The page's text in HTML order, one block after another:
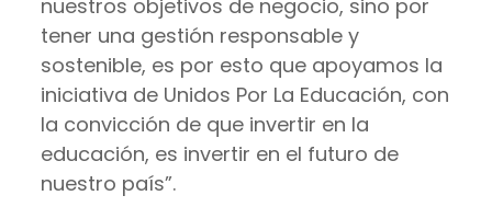
nuestros objetivos de negocio, sino por
tener una gestión responsable y
sostenible, es por esto que apoyamos la
iniciativa de Unidos Por La Educación, con
la convicción de que invertir en la
educación, es invertir en el futuro de
nuestro país”.